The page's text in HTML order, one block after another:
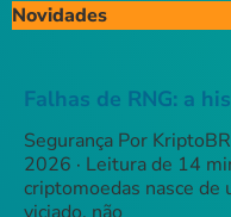
Novidades
Falhas de RNG: a
Segurança Por
2026 · Leitura de 14
criptomoedas nasce